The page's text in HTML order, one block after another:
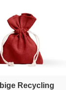
Recycling